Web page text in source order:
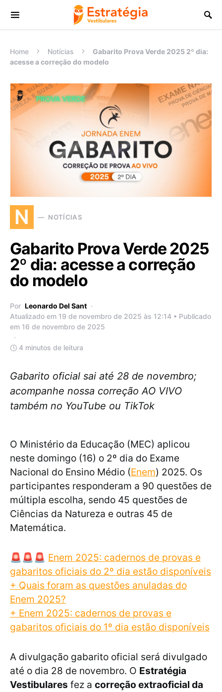
Procurar:
Home Notícias
Gabarito Prova Verde 2025 2º dia:
acesse a correção do modelo
N NOTÍCIAS
Gabarito Prova Verde 2025
2º dia: acesse a correção
do modelo
Por Leonardo Del Sant
Atualizado em 19 de novembro de 2025 às 12:14 • Publicado
em 16 de novembro de 2025
4 minutos de leitura
Gabarito oficial sai até 28 de novembro;
acompanhe nossa correção AO VIVO
também no YouTube ou TikTok
O Ministério da Educação (MEC) aplicou
neste domingo (16) o 2º dia do Exame
Nacional do Ensino Médio (Enem) 2025. Os
participantes responderam a 90 questões de
múltipla escolha, sendo 45 questões de
Ciências da Natureza e outras 45 de
Matemática.
🚨🚨🚨 Enem 2025: cadernos de provas e
gabaritos oficiais do 2º dia estão disponíveis
+ Quais foram as questões anuladas do
Enem 2025?
+ Enem 2025: cadernos de provas e
gabaritos oficiais do 1º dia estão disponíveis
A divulgação gabarito oficial será divulgado
até o dia 28 de novembro. O Estratégia
Vestibulares fez a correção extraoficial da